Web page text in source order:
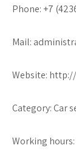
Phone: +7
Mail:
Website:
Category: Car
Working